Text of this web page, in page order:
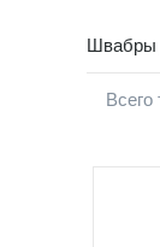
Швабры
Всего